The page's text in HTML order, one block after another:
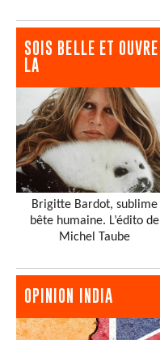
SOIS BELLE ET OUVRE
LA
Brigitte Bardot, sublime
bête humaine. L’édito de
Michel Taube
OPINION INDIA